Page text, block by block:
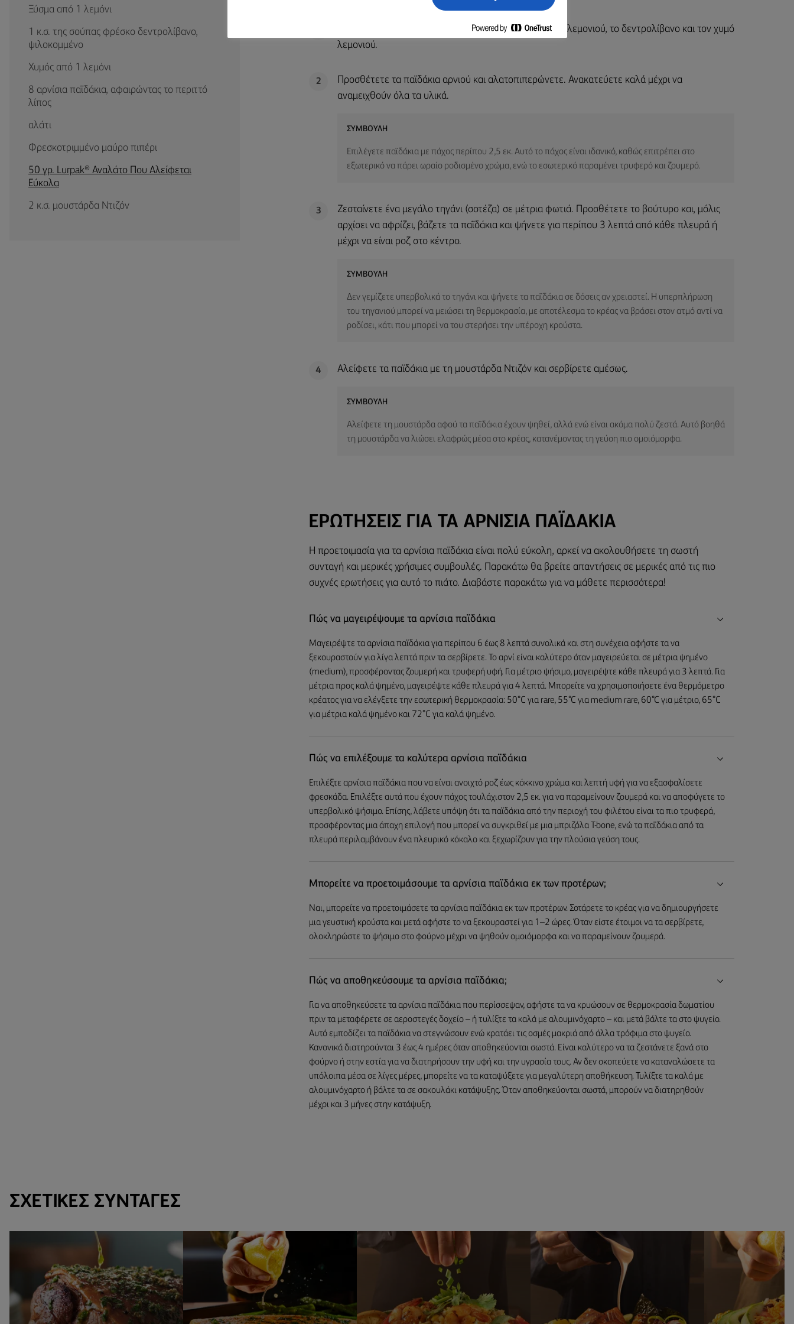
Ξύσμα από 1 λεμόνι
1 κ.σ. της σούπας φρέσκο δεντρολίβανο,
ψιλοκομμένο
Χυμός από 1 λεμόνι
8 αρνίσια παϊδάκια, αφαιρώντας το περιττό
λίπος
αλάτι
Φρεσκοτριμμένο μαύρο πιπέρι
50 γρ. Lurpak® Αναλάτο Που Αλείφεται
Εύκολα
2 κ.σ. μουστάρδα Ντιζόν
Σε ένα μεγάλο μπολ, προσθέτετε το σκόρδο, το ξύσμα λεμονιού, το δεντρολίβανο και τον χυμό
λεμονιού.
2
Προσθέτετε τα παϊδάκια αρνιού και αλατοπιπερώνετε. Ανακατεύετε καλά μέχρι να
αναμειχθούν όλα τα υλικά.
ΣΥΜΒΟΥΛΉ
Επιλέγετε παϊδάκια με πάχος περίπου 2,5 εκ. Αυτό το πάχος είναι ιδανικό, καθώς επιτρέπει στο
εξωτερικό να πάρει ωραίο ροδισμένο χρώμα, ενώ το εσωτερικό παραμένει τρυφερό και ζουμερό.
3
Ζεσταίνετε ένα μεγάλο τηγάνι (σοτέζα) σε μέτρια φωτιά. Προσθέτετε το βούτυρο και, μόλις
αρχίσει να αφρίζει, βάζετε τα παϊδάκια και ψήνετε για περίπου 3 λεπτά από κάθε πλευρά ή
μέχρι να είναι ροζ στο κέντρο.
ΣΥΜΒΟΥΛΉ
Δεν γεμίζετε υπερβολικά το τηγάνι και ψήνετε τα παϊδάκια σε δόσεις αν χρειαστεί. Η υπερπλήρωση
του τηγανιού μπορεί να μειώσει τη θερμοκρασία, με αποτέλεσμα το κρέας να βράσει στον ατμό αντί να
ροδίσει, κάτι που μπορεί να του στερήσει την υπέροχη κρούστα.
4 Αλείφετε τα παϊδάκια με τη μουστάρδα Ντιζόν και σερβίρετε αμέσως.
ΣΥΜΒΟΥΛΉ
Αλείφετε τη μουστάρδα αφού τα παϊδάκια έχουν ψηθεί, αλλά ενώ είναι ακόμα πολύ ζεστά. Αυτό βοηθά
τη μουστάρδα να λιώσει ελαφρώς μέσα στο κρέας, κατανέμοντας τη γεύση πιο ομοιόμορφα.
ΕΡΩΤΉΣΕΙΣ ΓΙΑ ΤΑ ΑΡΝΊΣΙΑ ΠΑΪΔΆΚΙΑ
Η προετοιμασία για τα αρνίσια παϊδάκια είναι πολύ εύκολη, αρκεί να ακολουθήσετε τη σωστή
συνταγή και μερικές χρήσιμες συμβουλές. Παρακάτω θα βρείτε απαντήσεις σε μερικές από τις πιο
συχνές ερωτήσεις για αυτό το πιάτο. Διαβάστε παρακάτω για να μάθετε περισσότερα!
Πώς να μαγειρέψουμε τα αρνίσια παϊδάκια
Μαγειρέψτε τα αρνίσια παϊδάκια για περίπου 6 έως 8 λεπτά συνολικά και στη συνέχεια αφήστε τα να
ξεκουραστούν για λίγα λεπτά πριν τα σερβίρετε. Το αρνί είναι καλύτερο όταν μαγειρεύεται σε μέτρια ψημένο
(medium), προσφέροντας ζουμερή και τρυφερή υφή. Για μέτριο ψήσιμο, μαγειρέψτε κάθε πλευρά για 3 λεπτά. Για
μέτρια προς καλά ψημένο, μαγειρέψτε κάθε πλευρά για 4 λεπτά. Μπορείτε να χρησιμοποιήσετε ένα θερμόμετρο
κρέατος για να ελέγξετε την εσωτερική θερμοκρασία: 50°C για rare, 55°C για medium rare, 60°C για μέτριο, 65°C
για μέτρια καλά ψημένο και 72°C για καλά ψημένο.
Πώς να επιλέξουμε τα καλύτερα αρνίσια παϊδάκια
Επιλέξτε αρνίσια παϊδάκια που να είναι ανοιχτό ροζ έως κόκκινο χρώμα και λεπτή υφή για να εξασφαλίσετε
φρεσκάδα. Επιλέξτε αυτά που έχουν πάχος τουλάχιστον 2,5 εκ. για να παραμείνουν ζουμερά και να αποφύγετε το
υπερβολικό ψήσιμο. Επίσης, λάβετε υπόψη ότι τα παϊδάκια από την περιοχή του φιλέτου είναι τα πιο τρυφερά,
προσφέροντας μια άπαχη επιλογή που μπορεί να συγκριθεί με μια μπριζόλα T-bone, ενώ τα παϊδάκια από τα
πλευρά περιλαμβάνουν ένα πλευρικό κόκαλο και ξεχωρίζουν για την πλούσια γεύση τους.
Μπορείτε να προετοιμάσουμε τα αρνίσια παϊδάκια εκ των προτέρων;
Ναι, μπορείτε να προετοιμάσετε τα αρνίσια παϊδάκια εκ των προτέρων. Σοτάρετε το κρέας για να δημιουργήσετε
μια γευστική κρούστα και μετά αφήστε το να ξεκουραστεί για 1–2 ώρες. Όταν είστε έτοιμοι να τα σερβίρετε,
ολοκληρώστε το ψήσιμο στο φούρνο μέχρι να ψηθούν ομοιόμορφα και να παραμείνουν ζουμερά.
Πώς να αποθηκεύσουμε τα αρνίσια παϊδάκια;
Για να αποθηκεύσετε τα αρνίσια παϊδάκια που περίσσεψαν, αφήστε τα να κρυώσουν σε θερμοκρασία δωματίου
πριν τα μεταφέρετε σε αεροστεγές δοχείο – ή τυλίξτε τα καλά με αλουμινόχαρτο – και μετά βάλτε τα στο ψυγείο.
Αυτό εμποδίζει τα παϊδάκια να στεγνώσουν ενώ κρατάει τις οσμές μακριά από άλλα τρόφιμα στο ψυγείο.
Κανονικά διατηρούνται 3 έως 4 ημέρες όταν αποθηκεύονται σωστά. Είναι καλύτερο να τα ζεστάνετε ξανά στο
φούρνο ή στην εστία για να διατηρήσουν την υφή και την υγρασία τους. Αν δεν σκοπεύετε να καταναλώσετε τα
υπόλοιπα μέσα σε λίγες μέρες, μπορείτε να τα καταψύξετε για μεγαλύτερη αποθήκευση. Τυλίξτε τα καλά με
αλουμινόχαρτο ή βάλτε τα σε σακουλάκι κατάψυξης. Όταν αποθηκεύονται σωστά, μπορούν να διατηρηθούν
μέχρι και 3 μήνες στην κατάψυξη.
ΣΧΕΤΙΚΈΣ ΣΥΝΤΑΓΈΣ